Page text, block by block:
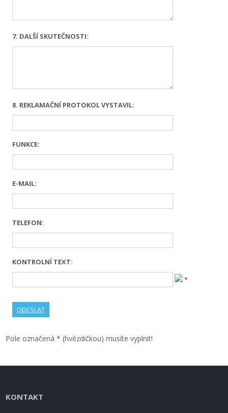
7. DALŠÍ SKUTEČNOSTI:
8. REKLAMAČNÍ PROTOKOL VYSTAVIL:
FUNKCE:
E-MAIL:
TELEFON:
KONTROLNÍ TEXT:
*
Pole označená * (hvězdičkou) musíte vyplnit!
KONTAKT